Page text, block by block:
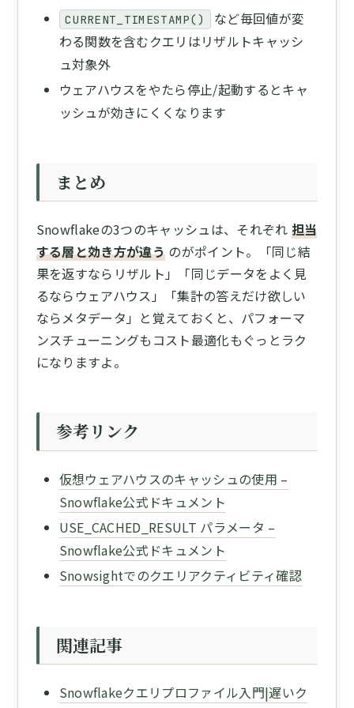
CURRENT_TIMESTAMP()
など毎回値が変
わる関数を含むクエリはリザルトキャッシ
ュ対象外
ウェアハウスをやたら停止/起動するとキャ
ッシュが効きにくくなります
まとめ
Snowflakeの3つのキャッシュは、それぞれ 担当
する層と効き方が違うのがポイント。「同じ結
果を返すならリザルト」「同じデータをよく見
るならウェアハウス」「集計の答えだけ欲しい
ならメタデータ」と覚えておくと、パフォーマ
ンスチューニングもコスト最適化もぐっとラク
になりますよ。
参考リンク
仮想ウェアハウスのキャッシュの使用 –
Snowflake公式ドキュメント
USE_CACHED_RESULT パラメータ –
Snowflake公式ドキュメント
Snowsightでのクエリアクティビティ確認
関連記事
Snowflakeクエリプロファイル入門|遅いク